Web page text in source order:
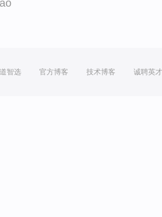
智选 官方博客 技术博客 诚聘英才